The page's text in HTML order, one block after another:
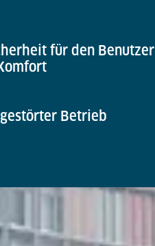
für den Benutzer
Betrieb